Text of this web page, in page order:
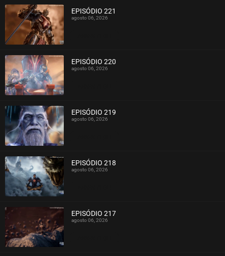
EPISÓDIO 221
agosto 06, 2026
EPISÓDIO 220
agosto 06, 2026
EPISÓDIO 219
agosto 06, 2026
EPISÓDIO 218
agosto 06, 2026
EPISÓDIO 217
agosto 06, 2026